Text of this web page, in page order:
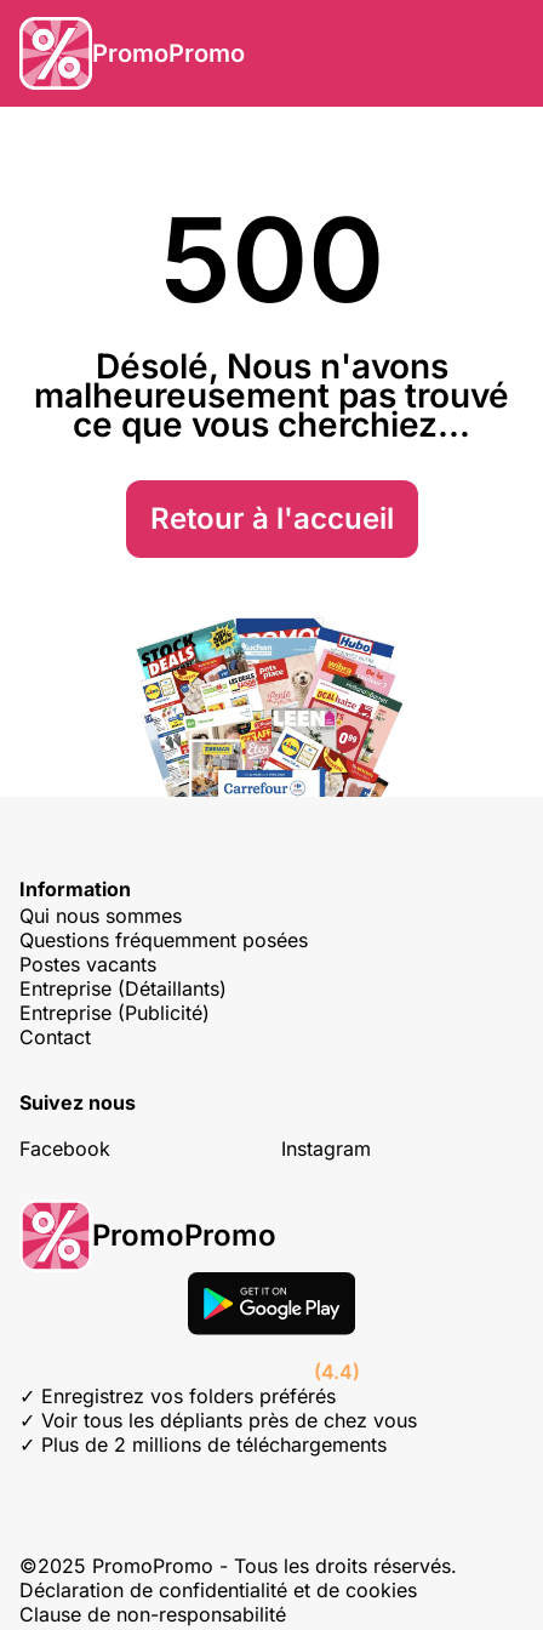
PromoPromo
500
Désolé, Nous n'avons
malheureusement pas trouvé
ce que vous cherchiez...
Retour à l'accueil
Information
Qui nous sommes
Questions fréquemment posées
Postes vacants
Entreprise (Détaillants)
Entreprise (Publicité)
Contact
Suivez nous
Facebook
Instagram
PromoPromo
(4.4)
✓ Enregistrez vos folders préférés
✓ Voir tous les dépliants près de chez vous
✓ Plus de 2 millions de téléchargements
©2025 PromoPromo - Tous les droits réservés.
Déclaration de confidentialité et de cookies
Clause de non-responsabilité